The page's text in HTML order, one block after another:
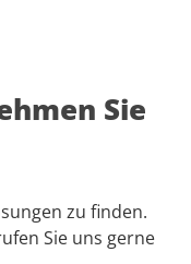
Sie
zu finden.
Sie uns gerne